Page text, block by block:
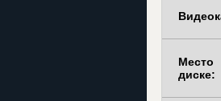
диске: